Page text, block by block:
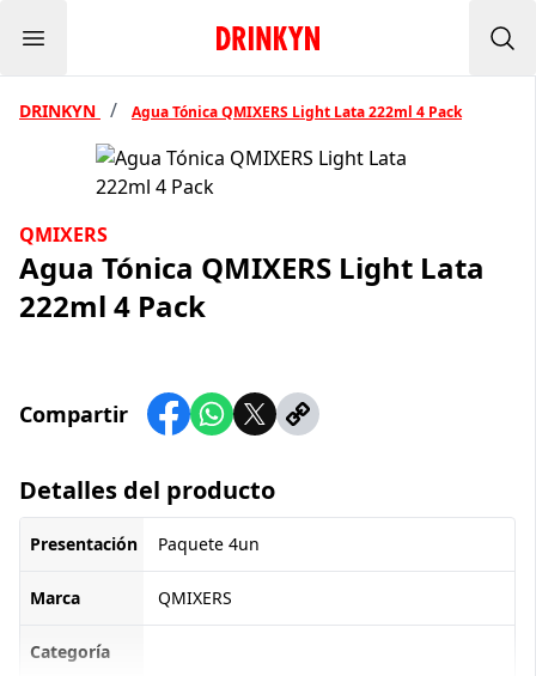
Menu Inicio Drinkyn
DRINKYN / Agua Tónica QMIXERS Light Lata 222ml 4 Pack
QMIXERS
Agua Tónica QMIXERS Light Lata
222ml 4 Pack
Compartir
Detalles del producto
Presentación Paquete 4un
Marca QMIXERS
Categoría